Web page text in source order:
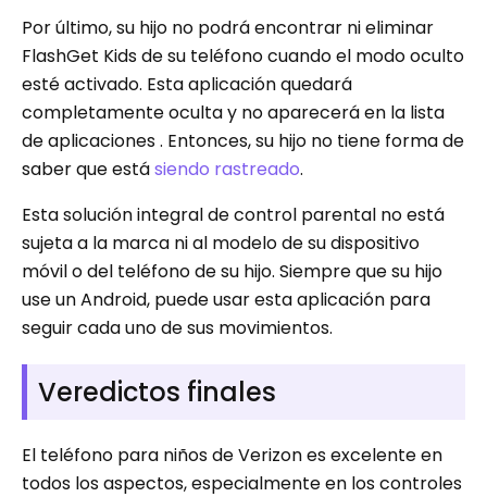
Por último, su hijo no podrá encontrar ni eliminar
FlashGet Kids de su teléfono cuando el modo oculto
esté activado. Esta aplicación quedará
completamente oculta y no aparecerá en la lista
de aplicaciones . Entonces, su hijo no tiene forma de
saber que estásiendo rastreado.
Esta solución integral de control parental no está
sujeta a la marca ni al modelo de su dispositivo
móvil o del teléfono de su hijo. Siempre que su hijo
use un Android, puede usar esta aplicación para
seguir cada uno de sus movimientos.
Veredictos finales
El teléfono para niños de Verizon es excelente en
todos los aspectos, especialmente en los controles